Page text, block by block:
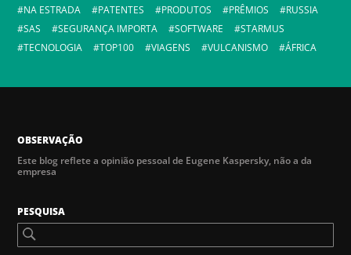
NA ESTRADA
PATENTES PRODUTOS PRÊMIOS
RUSSIA
SAS
SEGURANÇA IMPORTA SOFTWARE
STARMUS
TECNOLOGIA
TOP100 VIAGENS VULCANISMO ÁFRICA
OBSERVAÇÃO
Este blog reflete a opinião pessoal de Eugene Kaspersky, não a da
empresa
PESQUISA